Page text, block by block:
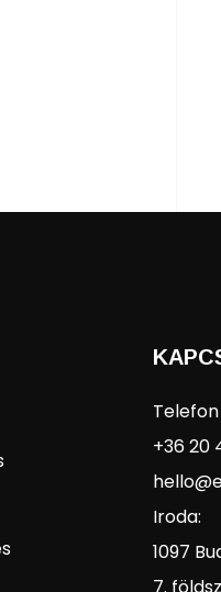
Telefon
+36 20
Iroda:
1097
7.